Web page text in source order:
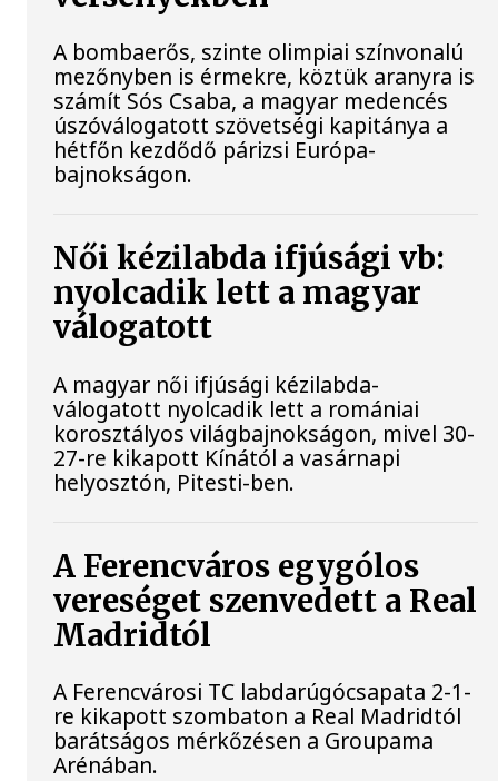
A bombaerős, szinte olimpiai színvonalú
mezőnyben is érmekre, köztük aranyra is
számít Sós Csaba, a magyar medencés
úszóválogatott szövetségi kapitánya a
hétfőn kezdődő párizsi Európa-
bajnokságon.
Női kézilabda ifjúsági vb:
nyolcadik lett a magyar
válogatott
A magyar női ifjúsági kézilabda-
válogatott nyolcadik lett a romániai
korosztályos világbajnokságon, mivel 30-
27-re kikapott Kínától a vasárnapi
helyosztón, Pitesti-ben.
A Ferencváros egygólos
vereséget szenvedett a Real
Madridtól
A Ferencvárosi TC labdarúgócsapata 2-1-
re kikapott szombaton a Real Madridtól
barátságos mérkőzésen a Groupama
Arénában.